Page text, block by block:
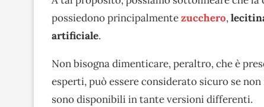
possiedono principalmentezucchero,
artificiale.
Non bisogna dimenticare, peraltro, che è
esperti, può essere considerato sicuro se
sono disponibili in tante versioni differenti.